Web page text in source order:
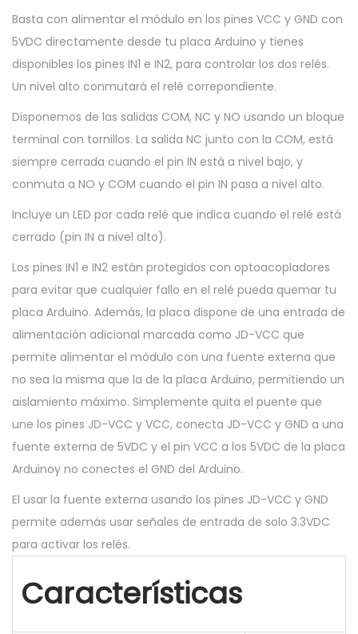
L
E
S
5
1
0
A
A
R
D
N
O
c
a
n
d
Basta con alimentar el módulo en los pines VCC y GND con
5VDC directamente desde tu placa Arduino y tienes
disponibles los pines IN1 e IN2, para controlar los dos relés.
Un nivel alto conmutará el relé correpondiente.
Disponemos de las salidas COM, NC y NO usando un bloque
terminal con tornillos. La salida NC junto con la COM, está
siempre cerrada cuando el pin IN está a nivel bajo, y
conmuta a NO y COM cuando el pin IN pasa a nivel alto.
Incluye un LED por cada relé que indica cuando el relé está
cerrado (pin IN a nivel alto).
Los pines IN1 e IN2 están protegidos con optoacopladores
para evitar que cualquier fallo en el relé pueda quemar tu
placa Arduino. Además, la placa dispone de una entrada de
alimentación adicional marcada como JD-VCC que
permite alimentar el módulo con una fuente externa que
no sea la misma que la de la placa Arduino, permitiendo un
aislamiento máximo. Simplemente quita el puente que
une los pines JD-VCC y VCC, conecta JD-VCC y GND a una
fuente externa de 5VDC y el pin VCC a los 5VDC de la placa
Arduinoy no conectes el GND del Arduino.
El usar la fuente externa usando los pines JD-VCC y GND
permite además usar señales de entrada de solo 3.3VDC
para activar los relés.
Características